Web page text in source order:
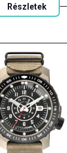
Részletek